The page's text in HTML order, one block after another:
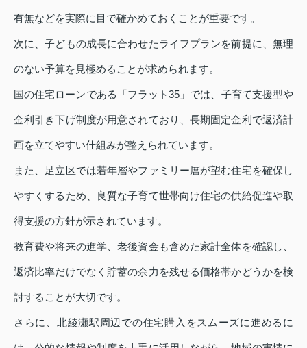
有無などを実際に目で確かめておくことが重要です。
次に、子どもの成長に合わせたライフプランを前提に、無理
のない予算を見極めることが求められます。
国の住宅ローンである「フラット35」では、子育て支援型や
金利引き下げ制度が用意されており、長期固定金利で返済計
画を立てやすい仕組みが整えられています。
また、足立区では若年層やファミリー層が望む住宅を確保し
やすくするため、良質な子育て世帯向け住宅の供給促進や取
得支援の方針が示されています。
教育費や将来の進学、老後資金も含めた家計全体を確認し、
返済比率だけでなく貯蓄の余力を残せる価格帯かどうかを検
討することが大切です。
さらに、北綾瀬駅周辺での住宅購入をスムーズに進めるに